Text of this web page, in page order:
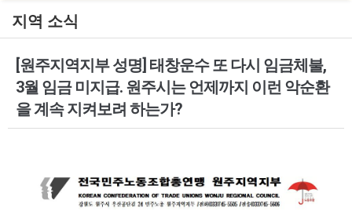
지역 소식
[원주지역지부 성명] 태창운수 또 다시 임금체불,
3월 임금 미지급. 원주시는 언제까지 이런 악순환
을 계속 지켜보려 하는가?